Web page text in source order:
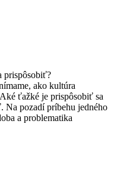
prispôsobiť?
ako kultúra
ťažké je prispôsobiť sa
Na pozadí príbehu jedného
a problematika